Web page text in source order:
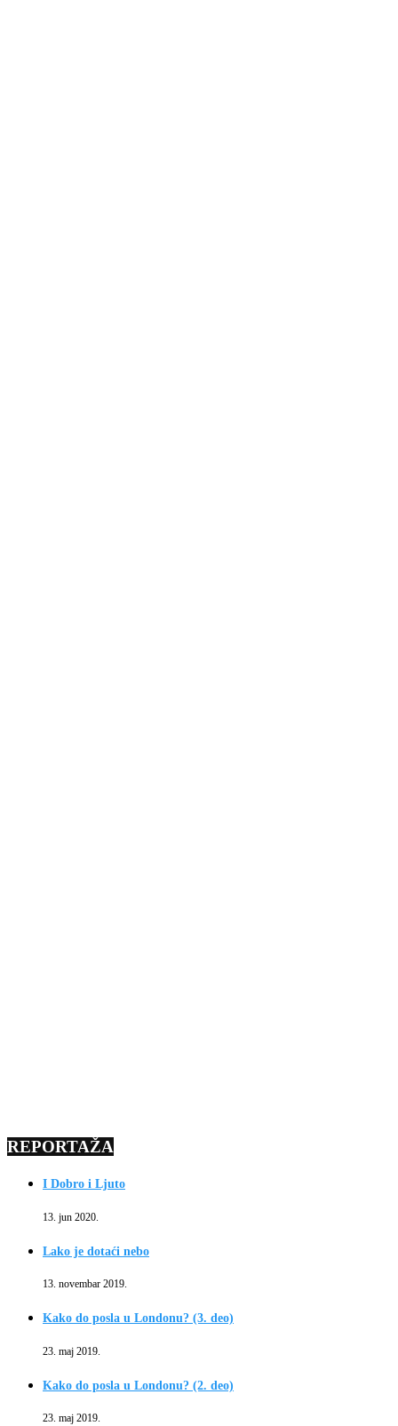
REPORTAŽA
I Dobro i Ljuto
13. jun 2020.
Lako je dotaći nebo
13. novembar 2019.
Kako do posla u Londonu? (3. deo)
23. maj 2019.
Kako do posla u Londonu? (2. deo)
23. maj 2019.